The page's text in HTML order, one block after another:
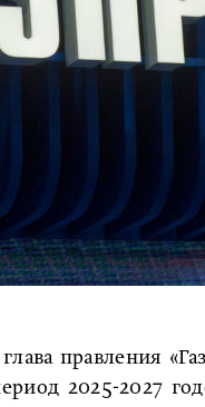
правления
2025-2027